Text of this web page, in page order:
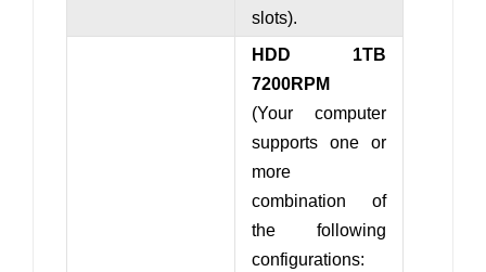
slots).
HDD 1TB
7200RPM
(Your computer
supports one or
more
combination of
the following
configurations: